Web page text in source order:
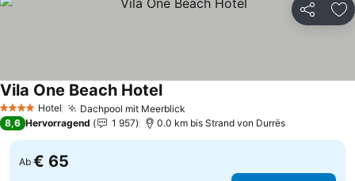
Teilen
4 Sterne Hotel Dachpool mit Meerblick
Vila One Beach Hotel
8,6 Hervorragend 1 957 0.0 km bis Strand von Durrës
Ab € 65